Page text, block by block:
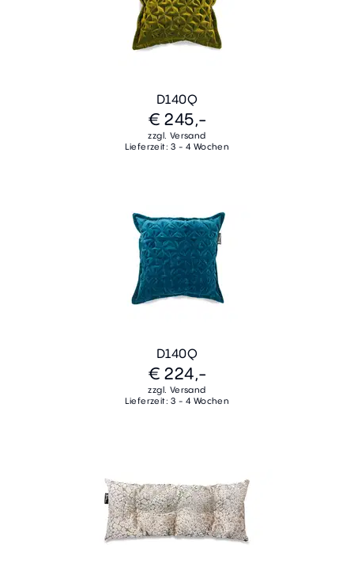
D140Q
€ 245,-
zzgl. Versand
Lieferzeit: 3 - 4 Wochen
D140Q
€ 224,-
zzgl. Versand
Lieferzeit: 3 - 4 Wochen